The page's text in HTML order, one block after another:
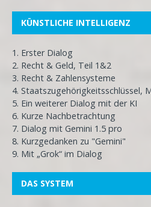
KÜNSTLICHE INTELLIGENZ
1. Erster Dialog
2. Recht & Geld, Teil 1&2
3. Recht & Zahlensysteme
4. Staatszugehörigkeitsschlüssel,
5. Ein weiterer Dialog mit der KI
6. Kurze Nachbetrachtung
7. Dialog mit Gemini 1.5 pro
8. Kurzgedanken zu "Gemini"
9. Mit „Grok“ im Dialog
DAS SYSTEM